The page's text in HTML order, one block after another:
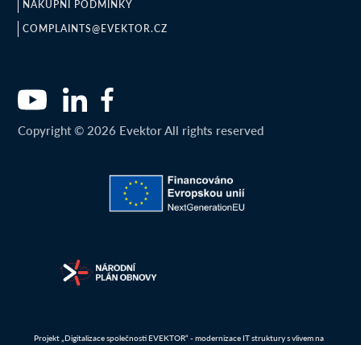
NÁKUPNÍ PODMÍNKY
COMPLAINTS@EVEKTOR.CZ
Copyright © 2026 Evektor All rights reserved
Projekt „Digitalizace společnosti EVEKTOR“ - modernizace IT struktury s vlivem na